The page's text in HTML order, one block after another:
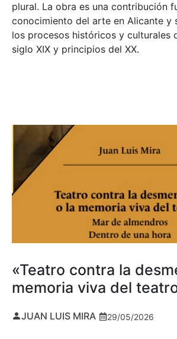
plural. La obra es una contribución
conocimiento del arte en Alicante y
los procesos históricos y culturales
siglo XIX y principios del XX.
«Teatro contra la
memoria viva del
JUAN LUIS MIRA 29/05/2026